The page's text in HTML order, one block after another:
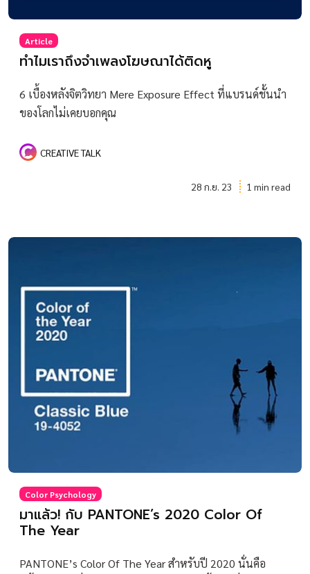
Article
ทำไมเราถึงจำเพลงโฆษณาได้ติดหู
6 เบื้องหลังจิตวิทยา Mere Exposure Effect ที่แบรนด์ชั้นนำ
ของโลกไม่เคยบอกคุณ
CREATIVE TALK
28 ก.ย. 23 1 min read
Color Psychology
มาแล้ว! กับ PANTONE’s 2020 Color Of
The Year
PANTONE’s Color Of The Year สำหรับปี 2020 นั่นคือ